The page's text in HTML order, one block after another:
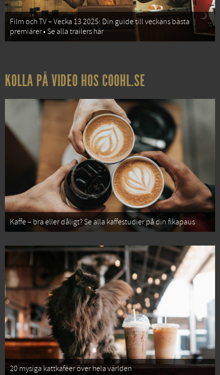
Film och TV – Vecka 13 2025: Din guide till veckans bästa
premiärer • Se alla trailers här
KOLLA PÅ VIDEO HOS COOHL.SE
Kaffe – bra eller dåligt? Se alla kaffestudier på din fikapaus
20 mysiga kattkaféer över hela världen